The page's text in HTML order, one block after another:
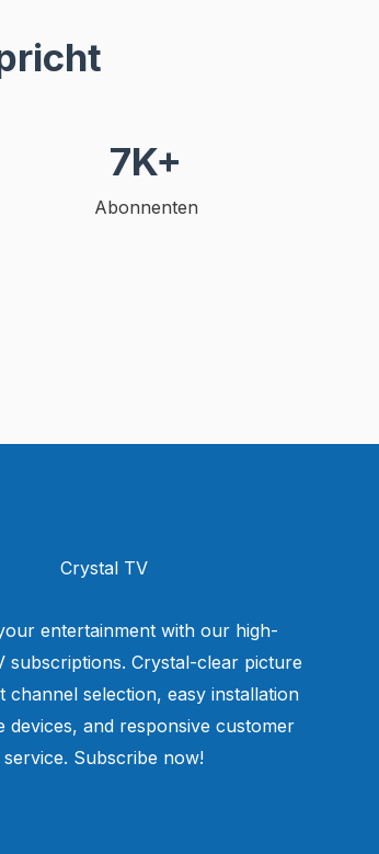
7K+
Abonnenten
Crystal TV
entertainment with our high-
subscriptions. Crystal-clear picture
channel selection, easy installation
devices, and responsive customer
service. Subscribe now!